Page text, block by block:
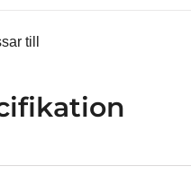
till